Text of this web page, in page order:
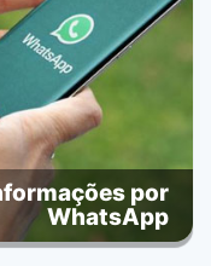
por
WhatsApp